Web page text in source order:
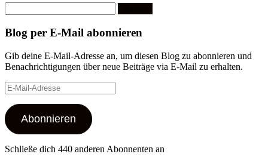
nach:
Blog per E-Mail abonnieren
Gib deine E-Mail-Adresse an, um diesen Blog zu abonnieren und
Benachrichtigungen über neue Beiträge via E-Mail zu erhalten.
E-
Mail-
Adresse
Abonnieren
Schließe dich 440 anderen Abonnenten an